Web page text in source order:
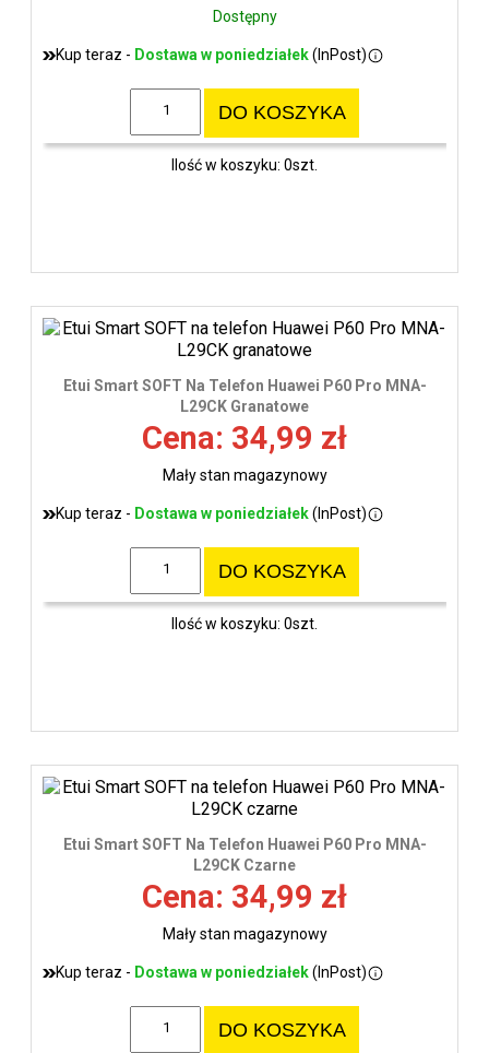
Dostępny
Kup teraz - Dostawa w poniedziałek(InPost)
DO KOSZYKA
Ilość w koszyku: 0szt.
Etui Smart SOFT Na Telefon Huawei P60 Pro MNA-
L29CK Granatowe
Cena: 34,99 zł
Mały stan magazynowy
Kup teraz - Dostawa w poniedziałek(InPost)
DO KOSZYKA
Ilość w koszyku: 0szt.
Etui Smart SOFT Na Telefon Huawei P60 Pro MNA-
L29CK Czarne
Cena: 34,99 zł
Mały stan magazynowy
Kup teraz - Dostawa w poniedziałek(InPost)
DO KOSZYKA